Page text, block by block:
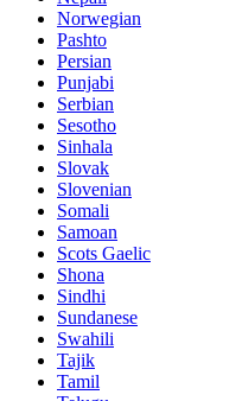
Norwegian
Pashto
Persian
Punjabi
Serbian
Sesotho
Sinhala
Slovak
Slovenian
Somali
Samoan
Scots Gaelic
Shona
Sindhi
Sundanese
Swahili
Tajik
Tamil